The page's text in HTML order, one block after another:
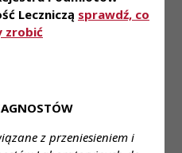
Leczniczą sprawdź, co
zrobić
z przeniesieniem i
XXXVII
Kadencja IV
Treść